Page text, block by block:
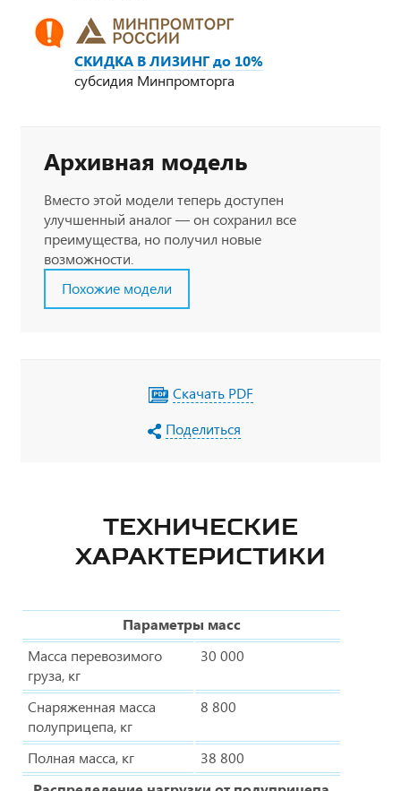
СКИДКА В ЛИЗИНГ до 10%
субсидия Минпромторга
Архивная модель
Вместо этой модели теперь доступен
улучшенный аналог — он сохранил все
преимущества, но получил новые
возможности.
Похожие модели
Скачать PDF
Поделиться
ТЕХНИЧЕСКИЕ
ХАРАКТЕРИСТИКИ
Параметры масс
Масса перевозимого
груза, кг
30 000
Снаряженная масса
полуприцепа, кг
8 800
Полная масса, кг
38 800